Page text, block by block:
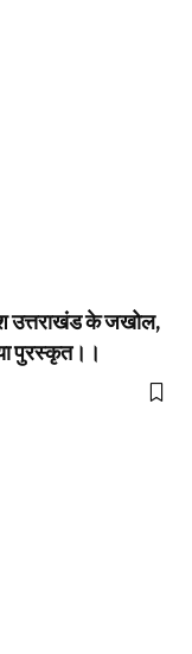
उत्तराखंड के जखोल,
पुरस्कृत।।